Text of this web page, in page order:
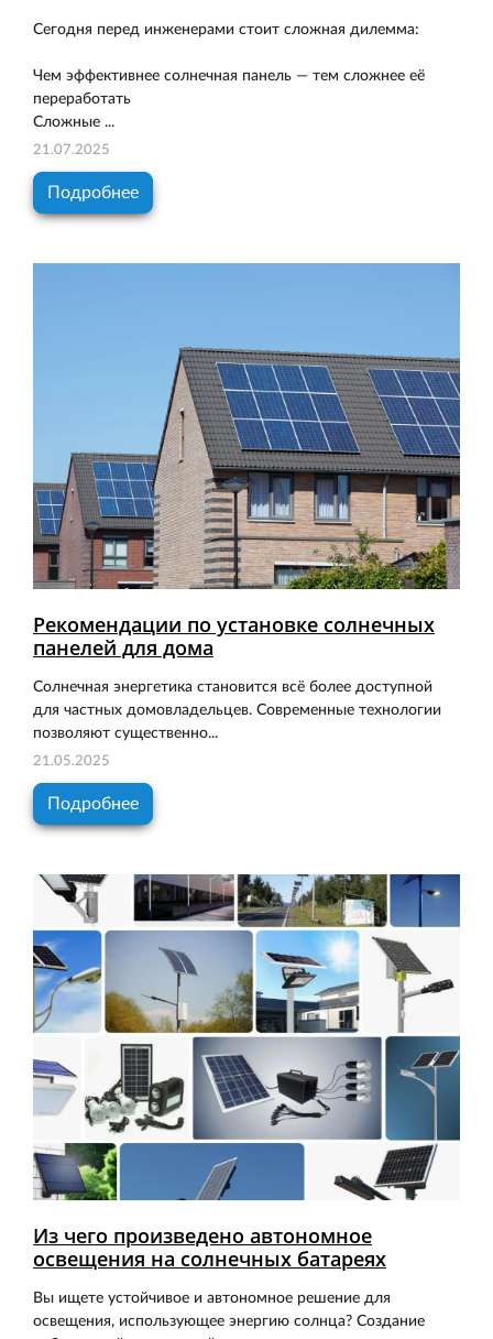
Сегодня перед инженерами стоит сложная дилемма:
Чем эффективнее солнечная панель — тем сложнее её
переработать
Сложные ...
21.07.2025
Подробнее
Рекомендации по установке солнечных
панелей для дома
Солнечная энергетика становится всё более доступной
для частных домовладельцев. Современные технологии
позволяют существенно...
21.05.2025
Подробнее
Из чего произведено автономное
освещения на солнечных батареях
Вы ищете устойчивое и автономное решение для
освещения, использующее энергию солнца? Создание